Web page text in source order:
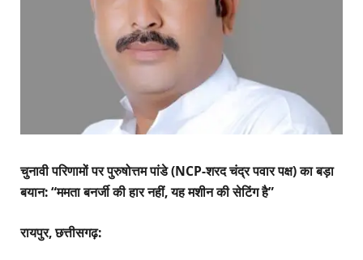
चुनावी परिणामों पर पुरुषोत्तम पांडे (NCP-शरद चंद्र पवार पक्ष) का बड़ा
बयान: “ममता बनर्जी की हार नहीं, यह मशीन की सेटिंग है”
रायपुर, छत्तीसगढ़: